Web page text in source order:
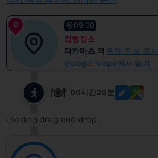
keyboard
shortcuts
for
changing
0 09:00
집합장소
다카마츠 역 원래 정보 표시
Google Maps에서 열기
00시간20분
Loading drag and drop...